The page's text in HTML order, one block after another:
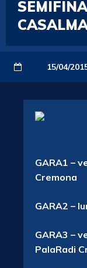
15/04/
GARA1 –
Cremona
GARA2 –
GARA3 –
PalaRadi